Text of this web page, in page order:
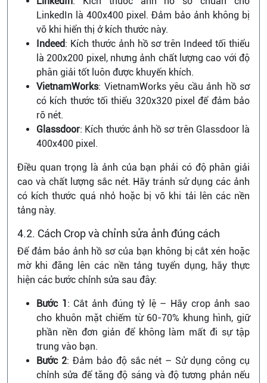
LinkedIn là 400x400 pixel. Đảm bảo ảnh không bị
vỡ khi hiển thị ở kích thước này.
Indeed: Kích thước ảnh hồ sơ trên Indeed tối thiểu
là 200x200 pixel, nhưng ảnh chất lượng cao với độ
phân giải tốt luôn được khuyến khích.
VietnamWorks: VietnamWorks yêu cầu ảnh hồ sơ
có kích thước tối thiểu 320x320 pixel để đảm bảo
rõ nét.
Glassdoor: Kích thước ảnh hồ sơ trên Glassdoor là
400x400 pixel.
Điều quan trọng là ảnh của bạn phải có độ phân giải
cao và chất lượng sắc nét. Hãy tránh sử dụng các ảnh
có kích thước quá nhỏ hoặc bị vỡ khi tải lên các nền
tảng này.
4.2. Cách Crop và chỉnh sửa ảnh đúng cách
Để đảm bảo ảnh hồ sơ của bạn không bị cắt xén hoặc
mờ khi đăng lên các nền tảng tuyển dụng, hãy thực
hiện các bước chỉnh sửa sau đây:
Bước 1 : Cắt ảnh đúng tỷ lệ – Hãy crop ảnh sao
cho khuôn mặt chiếm từ 60-70% khung hình, giữ
phần nền đơn giản để không làm mất đi sự tập
trung vào bạn.
Bước 2: Đảm bảo độ sắc nét – Sử dụng công cụ
chỉnh sửa để tăng độ sáng và độ tương phản nếu